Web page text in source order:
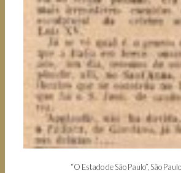
“O Estado de São Paulo”, São